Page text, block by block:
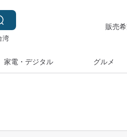
湾
販売
家電・デジタル グルメ